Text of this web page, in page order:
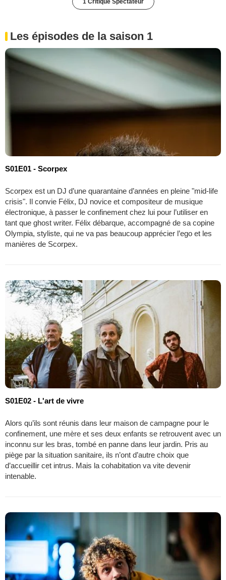
Les épisodes de la saison 1
S01E01 - Scorpex
Scorpex est un DJ d’une quarantaine d’années en pleine "mid-life
crisis". Il convie Félix, DJ novice et compositeur de musique
électronique, à passer le confinement chez lui pour l’utiliser en
tant que ghost writer. Félix débarque, accompagné de sa copine
Olympia, styliste, qui ne va pas beaucoup apprécier l’ego et les
manières de Scorpex.
S01E02 - L'art de vivre
Alors qu’ils sont réunis dans leur maison de campagne pour le
confinement, une mère et ses deux enfants se retrouvent avec un
inconnu sur les bras, tombé en panne dans leur jardin. Pris au
piège par la situation sanitaire, ils n’ont d’autre choix que
d’accueillir cet intrus. Mais la cohabitation va vite devenir
intenable.